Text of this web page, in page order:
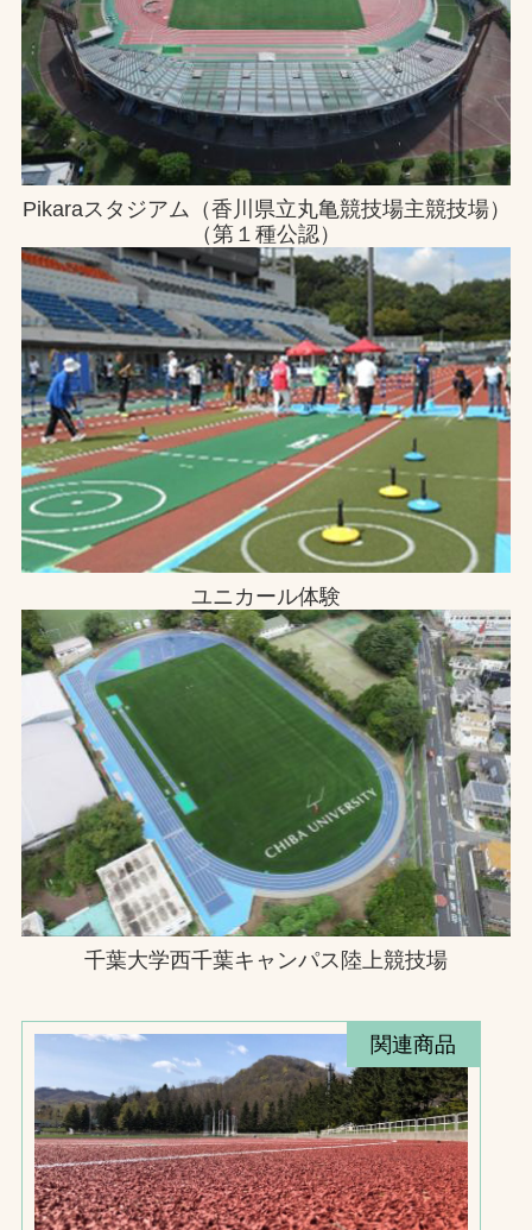
Pikaraスタジアム（香川県立丸亀競技場主競技場）
（第１種公認）
ユニカール体験
千葉大学西千葉キャンパス陸上競技場
関連商品